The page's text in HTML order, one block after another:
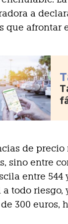
a
que afrontar
de precio
sino entre
entre 544
todo riesgo,
300 euros,